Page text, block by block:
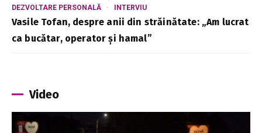
DEZVOLTARE PERSONALĂ
INTERVIU
Vasile Tofan, despre anii din străinătate: „Am lucrat
ca bucătar, operator și hamal”
Video